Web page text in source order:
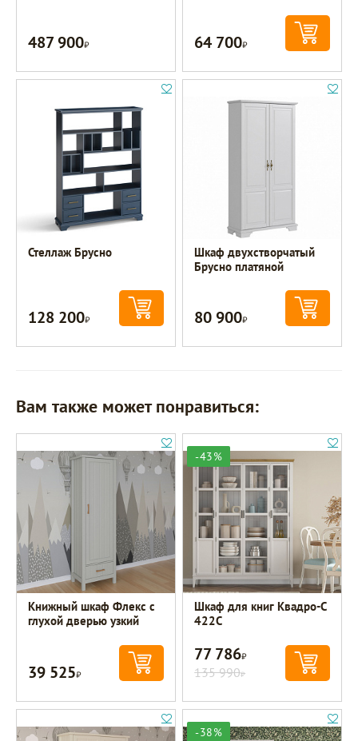
487 900Р 64 700Р
Стеллаж Брусно
128 200Р
Шкаф двухстворчатый
Брусно платяной
80 900Р
Вам также может понравиться:
Книжный шкаф Флекс с
глухой дверью узкий
39 525Р
-43%
Шкаф для книг Квадро-С
422С
77 786Р
135 990Р
-38%